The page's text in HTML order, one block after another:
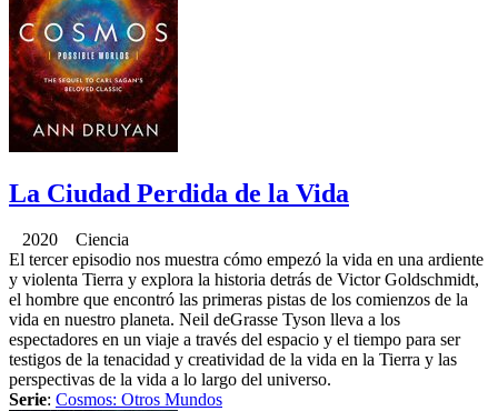
La Ciudad Perdida de la Vida
2020 Ciencia
El tercer episodio nos muestra cómo empezó la vida en una ardiente
y violenta Tierra y explora la historia detrás de Victor Goldschmidt,
el hombre que encontró las primeras pistas de los comienzos de la
vida en nuestro planeta. Neil deGrasse Tyson lleva a los
espectadores en un viaje a través del espacio y el tiempo para ser
testigos de la tenacidad y creatividad de la vida en la Tierra y las
perspectivas de la vida a lo largo del universo.
Serie: Cosmos: Otros Mundos